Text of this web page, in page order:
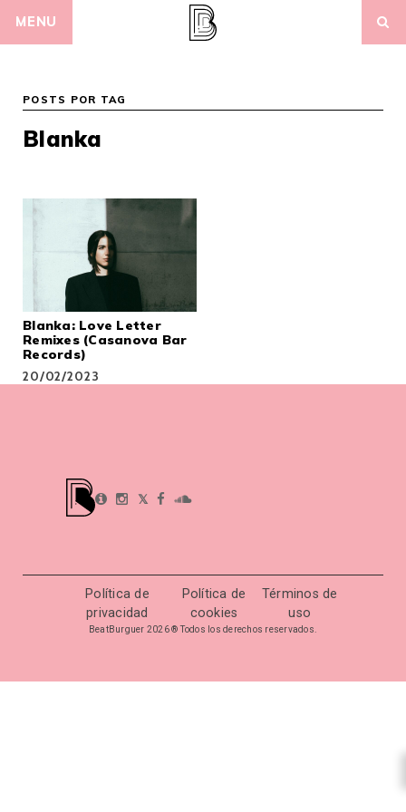
MENU
POSTS POR TAG
Blanka
Blanka: Love Letter
Remixes (Casanova Bar
Records)
20/02/2023
𝕏
Política de
privacidad
Política de
cookies
Términos de
uso
BeatBurguer 2026 ® Todos los derechos reservados.